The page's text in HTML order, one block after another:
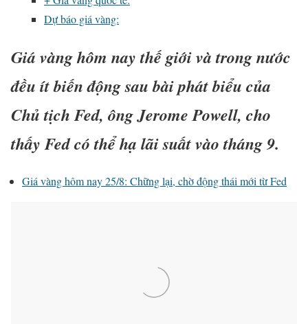
Dự báo giá vàng:
Giá vàng hôm nay thế giới và trong nước
đều ít biến động sau bài phát biểu của
Chủ tịch Fed, ông Jerome Powell, cho
thấy Fed có thể hạ lãi suất vào tháng 9.
Giá vàng hôm nay 25/8: Chững lại, chờ động thái mới từ Fed